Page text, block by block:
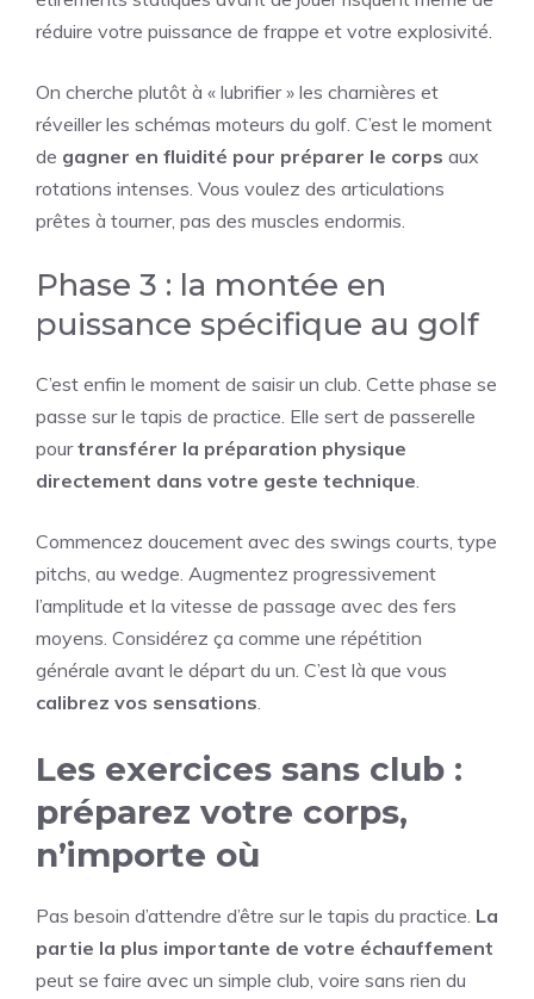
réduire votre puissance de frappe et votre explosivité.
On cherche plutôt à « lubrifier » les charnières et
réveiller les schémas moteurs du golf. C’est le moment
de gagner en fluidité pour préparer le corps aux
rotations intenses. Vous voulez des articulations
prêtes à tourner, pas des muscles endormis.
Phase 3 : la montée en
puissance spécifique au golf
C’est enfin le moment de saisir un club. Cette phase se
passe sur le tapis de practice. Elle sert de passerelle
pourtransférer la préparation physique
directement dans votre geste technique.
Commencez doucement avec des swings courts, type
pitchs, au wedge. Augmentez progressivement
l’amplitude et la vitesse de passage avec des fers
moyens. Considérez ça comme une répétition
générale avant le départ du un. C’est là que vous
calibrez vos sensations.
Les exercices sans club :
préparez votre corps,
n’importe où
Pas besoin d’attendre d’être sur le tapis du practice. La
partie la plus importante de votre échauffement
peut se faire avec un simple club, voire sans rien du